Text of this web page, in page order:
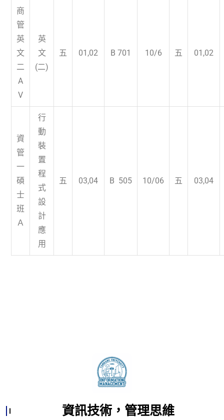
商
管
英
文
二
A
V
英
文
(二)
五 01,02 B 701 10/6 五 01,02
資
管
一
碩
士
班
Ａ
行
動
裝
置
程
式
設
計
應
用
五 03,04 B 505 10/06 五 03,04
資訊技術，管理思維